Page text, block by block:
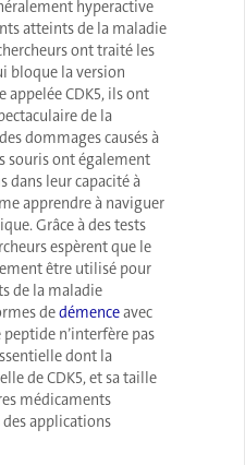
hyperactive
atteints de la maladie
ont traité les
bloque la version
appelée CDK5, ils ont
de la
dommages causés à
souris ont également
dans leur capacité à
apprendre à naviguer
Grâce à des tests
espèrent que le
être utilisé pour
de la maladie
dedémenceavec
n’interfère pas
dont la
de CDK5, et sa taille
médicaments
applications